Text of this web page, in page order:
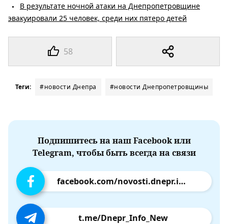
58
В результате ночной атаки на Днепропетровщине
эвакуировали 25 человек, среди них пятеро детей
Теги: #новости Днепра #новости Днепропетровщины
Подпишитесь на наш Facebook или
Telegram, чтобы быть всегда на связи
facebook.com/novosti.dnepr.info
t.me/Dnepr_Info_New